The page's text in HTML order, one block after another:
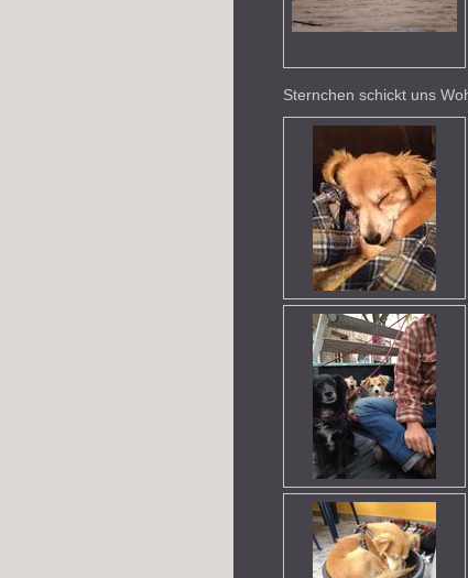
Sternchen schickt uns